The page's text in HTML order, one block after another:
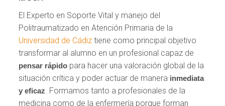
El Experto en Soporte Vital y manejo del
Politraumatizado en Atención Primaria de la
Universidad de Cádiz tiene como principal objetivo
transformar al alumno en un profesional capaz de
pensar rápido para hacer una valoración global de la
situación crítica y poder actuar de manera inmediata
y eficaz. Formamos tanto a profesionales de la
medicina como de la enfermería porque forman